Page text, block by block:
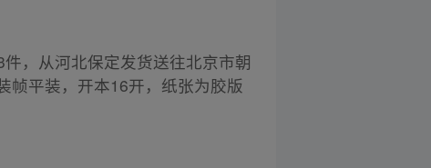
，从河北保定发货送往北京市朝
帧平装，开本16开，纸张为胶版